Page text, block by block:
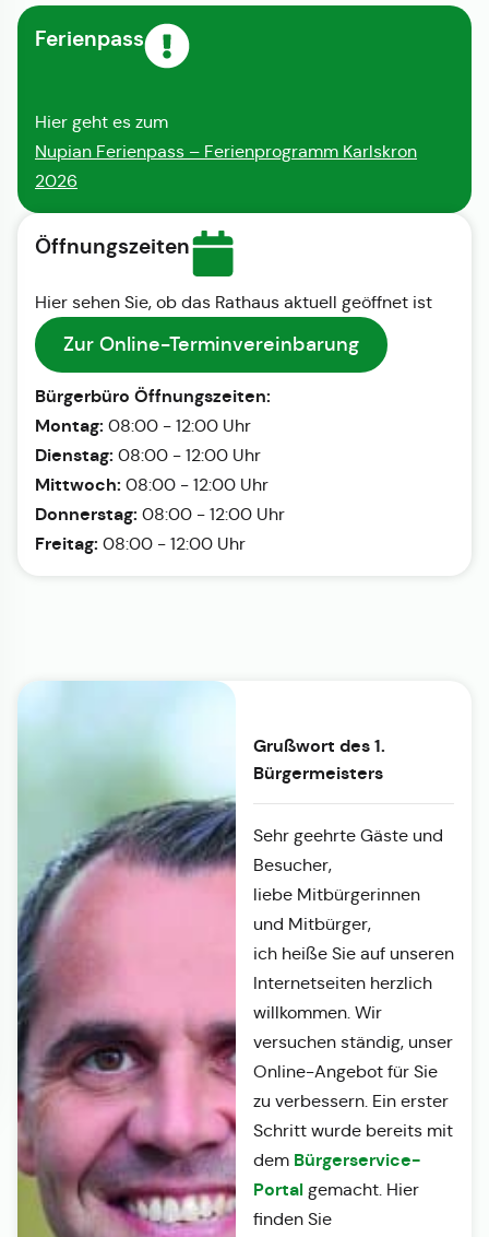
Ferienpass
Hier geht es zum
Nupian Ferienpass – Ferienprogramm Karlskron
2026
Öffnungszeiten
Hier sehen Sie, ob das Rathaus aktuell geöffnet ist
Zur Online-Terminvereinbarung
Bürgerbüro Öffnungszeiten:
Montag: 08:00 - 12:00 Uhr
Dienstag: 08:00 - 12:00 Uhr
Mittwoch: 08:00 - 12:00 Uhr
Donnerstag: 08:00 - 12:00 Uhr
Freitag: 08:00 - 12:00 Uhr
Grußwort des 1.
Bürgermeisters
Sehr geehrte Gäste und
Besucher,
liebe Mitbürgerinnen
und Mitbürger,
ich heiße Sie auf unseren
Internetseiten herzlich
willkommen. Wir
versuchen ständig, unser
Online-Angebot für Sie
zu verbessern. Ein erster
Schritt wurde bereits mit
dem Bürgerservice-
Portalgemacht. Hier
finden Sie